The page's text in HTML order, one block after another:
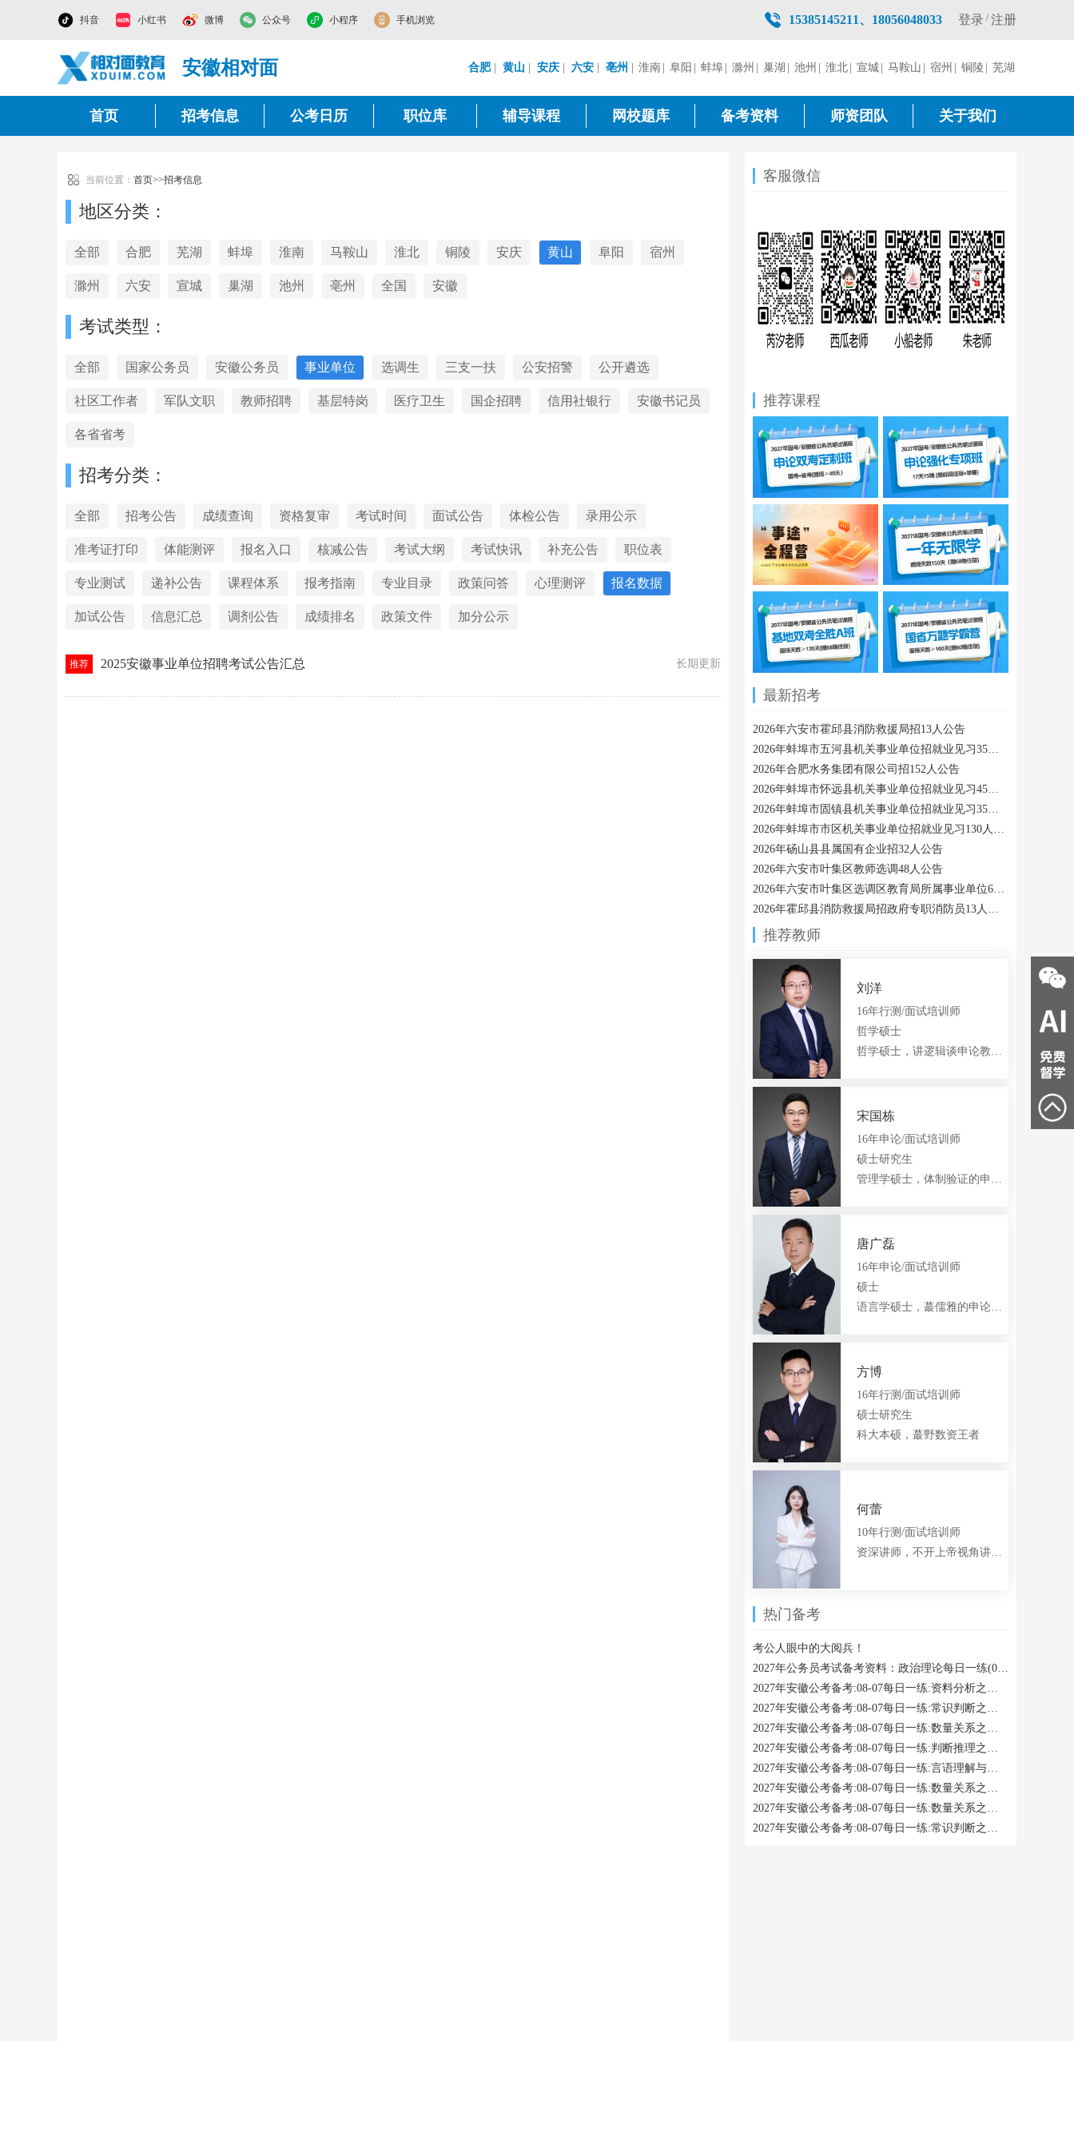
978328521
18056048033
15385145211
黄山朱老师
1665332095
18155905220
15155957501
抖音 小红书 微博 公众号 小程序 手机浏览 15385145211、18056048033 登录 /注册
安徽相对面 合肥 黄山 安庆 六安 亳州 淮南 阜阳 蚌埠 滁州 巢湖 池州 淮北 宣城 马鞍山 宿州 铜陵 芜湖
首页 招考信息 公考日历 职位库 辅导课程 网校题库 备考资料 师资团队 关于我们
当前位置： 首页>>招考信息
地区分类：
全部 合肥 芜湖 蚌埠 淮南 马鞍山 淮北 铜陵 安庆 黄山 阜阳 宿州
滁州 六安 宣城 巢湖 池州 亳州 全国 安徽
考试类型：
全部 国家公务员 安徽公务员 事业单位 选调生 三支一扶 公安招警 公开遴选
社区工作者 军队文职 教师招聘 基层特岗 医疗卫生 国企招聘 信用社银行 安徽书记员
各省省考
招考分类：
全部 招考公告 成绩查询 资格复审 考试时间 面试公告 体检公告 录用公示
准考证打印 体能测评 报名入口 核减公告 考试大纲 考试快讯 补充公告 职位表
专业测试 递补公告 课程体系 报考指南 专业目录 政策问答 心理测评 报名数据
加试公告 信息汇总 调剂公告 成绩排名 政策文件 加分公示
推荐 2025安徽事业单位招聘考试公告汇总 长期更新
客服微信
推荐课程
最新招考
2026年六安市霍邱县消防救援局招13人公告
2026年合肥水务集团有限公司招152人公告
2026年砀山县县属国有企业招32人公告
2026年六安市叶集区教师选调48人公告
推荐教师
刘洋
16年行测/面试培训师
哲学硕士
宋国栋
16年申论/面试培训师
硕士研究生
唐广磊
16年申论/面试培训师
硕士
方博
16年行测/面试培训师
硕士研究生
科大本硕，蕞野数资王者
何蕾
10年行测/面试培训师
资深讲师，不开上帝视角讲题的言语老师
热门备考
考公人眼中的大阅兵！